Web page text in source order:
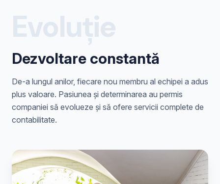
Dezvoltare constantă
De-a lungul anilor, fiecare nou membru al echipei a adus
plus valoare. Pasiunea și determinarea au permis
companiei să evolueze și să ofere servicii complete de
contabilitate.